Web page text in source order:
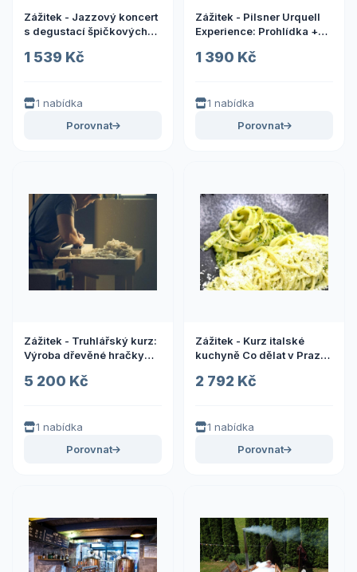
Zážitek - Jazzový koncert
s degustací špičkových
Vyrazte za zážitky
1 539 Kč
1 nabídka
Porovnat
Zážitek - Pilsner Urquell
Experience: Prohlídka +
dělat v Praze? Vyrazte za
1 390 Kč
1 nabídka
Porovnat
Zážitek - Truhlářský kurz:
Výroba dřevěné hračky
Od adrenalinu po pohodu
5 200 Kč
1 nabídka
Porovnat
Zážitek - Kurz italské
kuchyně Co dělat v Praze?
2 792 Kč
1 nabídka
Porovnat